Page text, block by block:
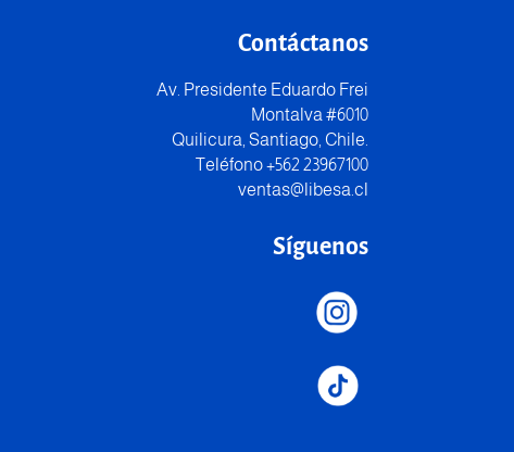
Contáctanos
Av. Presidente Eduardo Frei
Montalva #6010
Quilicura, Santiago, Chile.
Teléfono +562 23967100
ventas@libesa.cl
Síguenos